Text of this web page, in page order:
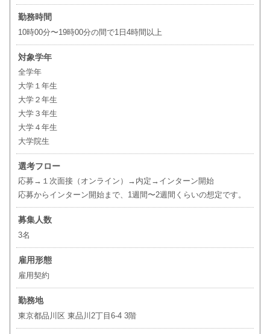
勤務時間
10時00分〜19時00分の間で1日4時間以上
対象学年
全学年
大学１年生
大学２年生
大学３年生
大学４年生
大学院生
選考フロー
応募→１次面接（オンライン）→内定→インターン開始
応募からインターン開始まで、1週間〜2週間くらいの想定です。
募集人数
3名
雇用形態
雇用契約
勤務地
東京都品川区 東品川2丁目6-4 3階